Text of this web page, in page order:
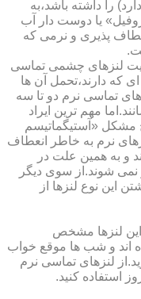
را داشته باشد،به
یا دوست دار آب
پذیری و نرمی که
لنزهای چشمی تماسی
که دارند،تحمل آن ها
تماسی نرم دو تا سه
مهم ترین ایراد
مشکل «آستیگماتیسم
نرم به خاطر انعطاف
و به همین علت در
نمی شوند.از سوی دیگر
این نوع لنزها از
این لنزها مشخص
اند و شب ها موقع خواب
لنزهای تماسی نرم